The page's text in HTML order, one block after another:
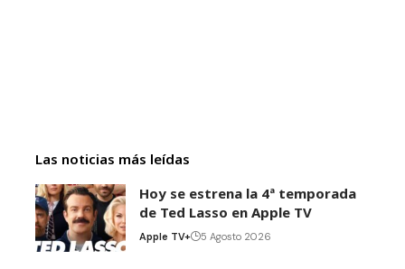
Las noticias más leídas
Hoy se estrena la 4ª temporada
de Ted Lasso en Apple TV
Apple TV+ 5 Agosto 2026